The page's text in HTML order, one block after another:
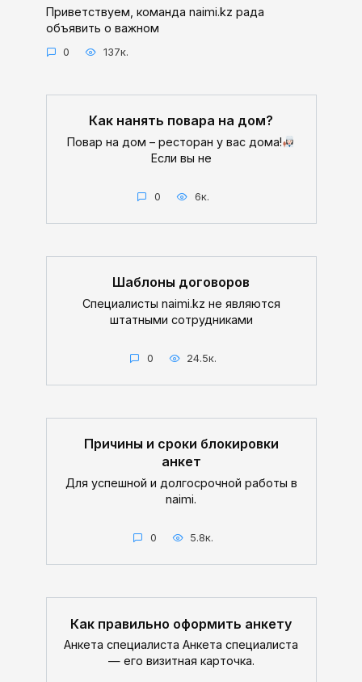
Приветствуем, команда naimi.kz рада
объявить о важном
0 137к.
Как нанять повара на дом?
Повар на дом – ресторан у вас дома!
Если вы не
0 6к.
Шаблоны договоров
Специалисты naimi.kz не являются
штатными сотрудниками
0 24.5к.
Причины и сроки блокировки
анкет
Для успешной и долгосрочной работы в
naimi.
0 5.8к.
Как правильно оформить анкету
Анкета специалиста Анкета специалиста
— его визитная карточка.